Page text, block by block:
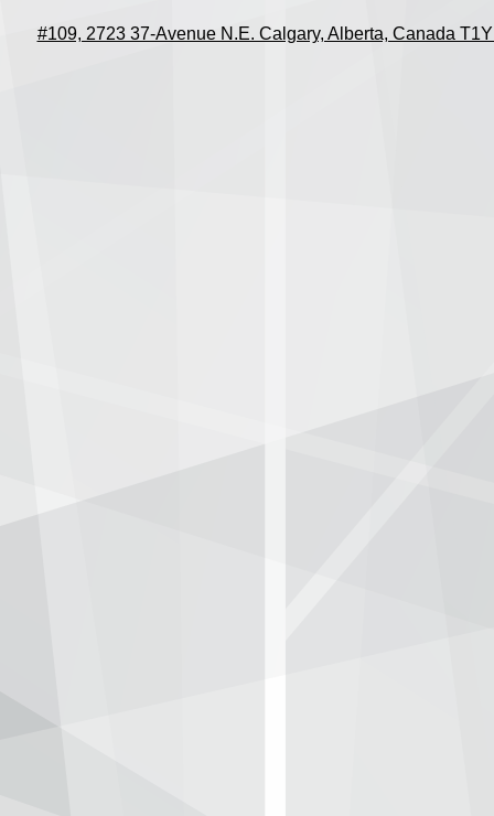
#109, 2723 37-Avenue N.E. Calgary, Alberta, Canada